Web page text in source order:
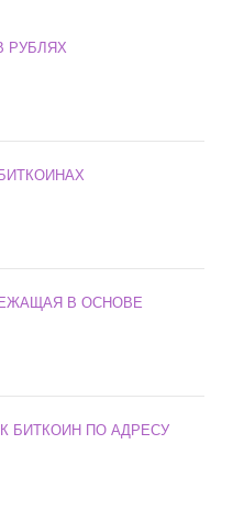
РУБЛЯХ
В ОСНОВЕ
БИТКОИН ПО АДРЕСУ